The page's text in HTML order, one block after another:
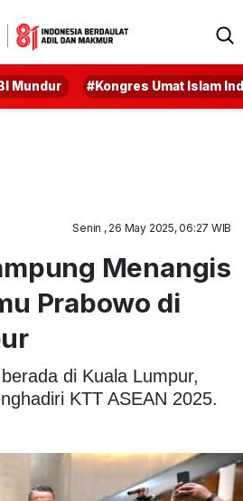
Mundur #Kongres Umat Islam
Senin , 26 May 2025, 06:27 WIB
Menangis
Prabowo di
di Kuala Lumpur,
KTT ASEAN 2025.